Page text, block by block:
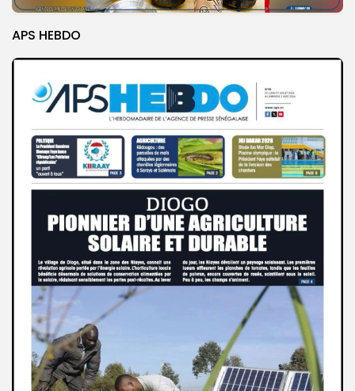
APS HEBDO